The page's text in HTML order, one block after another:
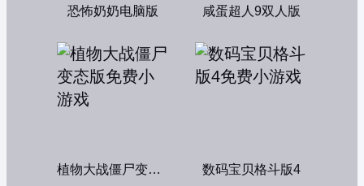
恐怖奶奶电脑版 咸蛋超人9双人版
植物大战僵尸变态版 数码宝贝格斗版4